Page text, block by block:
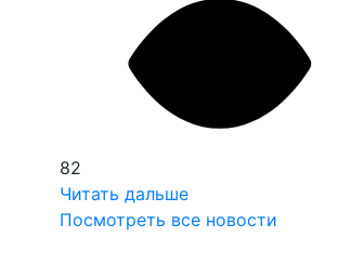
82
Читать дальше
Посмотреть все новости